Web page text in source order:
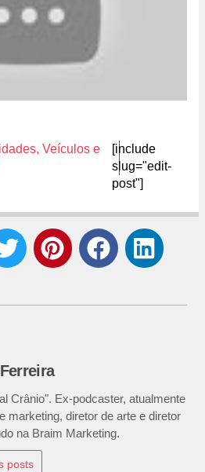
, Veículos e
[include
slug="edit-
post"]
Crânio". Ex-podcaster, atualmente
marketing, diretor de arte e diretor
na Braim Marketing.
posts